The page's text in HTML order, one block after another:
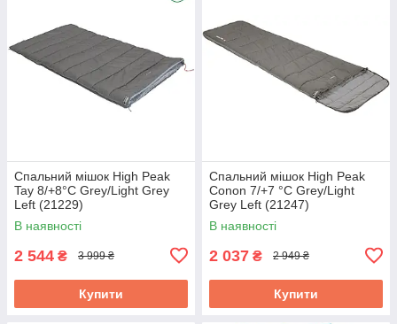
Спальний мішок High Peak
Tay 8/+8°C Grey/Light Grey
Left (21229)
В наявності
2 544 ₴ 3 999 ₴
Купити
Спальний мішок High Peak
Conon 7/+7 °C Grey/Light
Grey Left (21247)
В наявності
2 037 ₴ 2 949 ₴
Купити